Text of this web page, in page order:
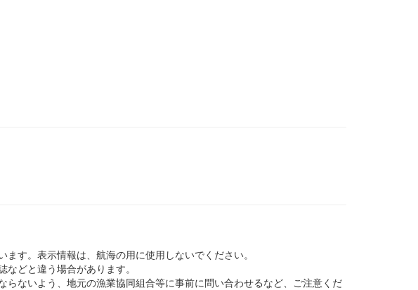
。表示情報は、航海の用に使用しないでください。
どと違う場合があります。
ないよう、地元の漁業協同組合等に事前に問い合わせるなど、ご注意くだ